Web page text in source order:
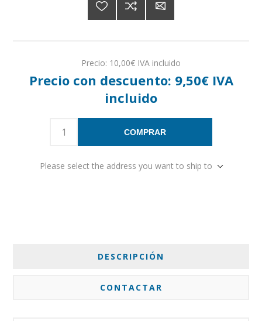
Precio: 10,00€ IVA incluido
Precio con descuento: 9,50€ IVA
incluido
COMPRAR
Please select the address you want to ship to
DESCRIPCIÓN
CONTACTAR